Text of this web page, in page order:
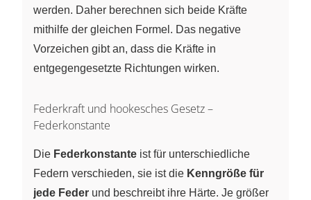
werden. Daher berechnen sich beide Kräfte
mithilfe der gleichen Formel. Das negative
Vorzeichen gibt an, dass die Kräfte in
entgegengesetzte Richtungen wirken.
Federkraft und hookesches Gesetz –
Federkonstante
Die Federkonstante ist für unterschiedliche
Federn verschieden, sie ist die Kenngröße für
jede Feder und beschreibt ihre Härte. Je größer